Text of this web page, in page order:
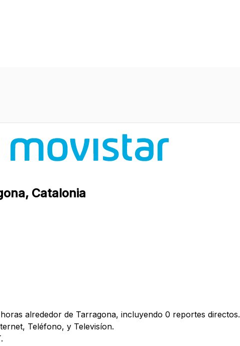
Catalonia
alrededor de Tarragona, incluyendo 0 reportes directos.
Teléfono, y Televisíon.